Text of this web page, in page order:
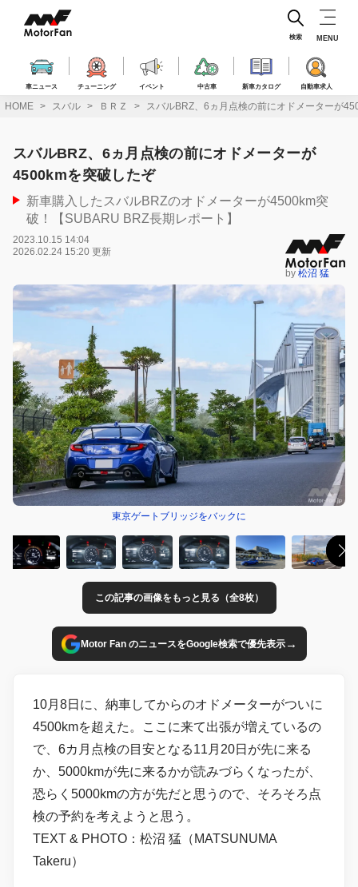
ス
車ニュース チューニング イベント 中古車 新車カタログ 自動車求人
検索 MENU
HOME スバル ＢＲＺ スバルBRZ、6ヵ月点検の前にオドメーターが
スバルBRZ、6ヵ月点検の前にオドメーターが
4500kmを突破したぞ
新車購入したスバルBRZのオドメーターが4500km突
破！【SUBARU BRZ長期レポート】
2023.10.15 14:04
2026.02.24 15:20 更新
by 松沼 猛
東京ゲートブリッジをバックに
この記事の画像をもっと見る（全8枚）
Motor Fan のニュースをGoogle検索で優先表示→
10月8日に、納車してからのオドメーターがついに
4500kmを超えた。ここに来て出張が増えているの
で、6カ月点検の目安となる11月20日が先に来る
か、5000kmが先に来るかが読みづらくなったが、
恐らく5000kmの方が先だと思うので、そろそろ点
検の予約を考えようと思う。
TEXT & PHOTO：松沼 猛（MATSUNUMA
Takeru）